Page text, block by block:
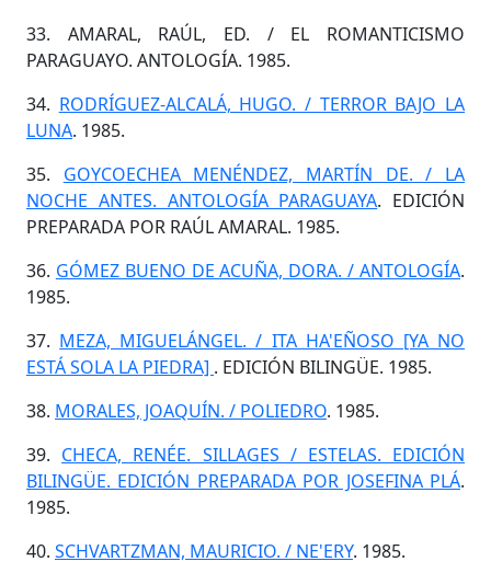
33. AMARAL, RAÚL, ED. / EL ROMANTICISMO
PARAGUAYO. ANTOLOGÍA. 1985.
34. RODRÍGUEZ-ALCALÁ, HUGO. / TERROR BAJO LA
LUNA. 1985.
35. GOYCOECHEA MENÉNDEZ, MARTÍN DE. / LA
NOCHE ANTES. ANTOLOGÍA PARAGUAYA. EDICIÓN
PREPARADA POR RAÚL AMARAL. 1985.
36. GÓMEZ BUENO DE ACUÑA, DORA. / ANTOLOGÍA.
1985.
37. MEZA, MIGUELÁNGEL. / ITA HA'EÑOSO [YA NO
ESTÁ SOLA LA PIEDRA] . EDICIÓN BILINGÜE. 1985.
38. MORALES, JOAQUÍN. / POLIEDRO. 1985.
39. CHECA, RENÉE. SILLAGES / ESTELAS. EDICIÓN
BILINGÜE. EDICIÓN PREPARADA POR JOSEFINA PLÁ.
1985.
40. SCHVARTZMAN, MAURICIO. / NE'ERY. 1985.